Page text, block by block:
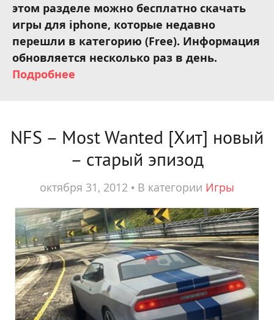
этом разделе можно бесплатно скачать
игры для iphone, которые недавно
перешли в категорию (Free). Информация
обновляется несколько раз в день.
Подробнее
NFS – Most Wanted [Хит] новый
– старый эпизод
октября 31, 2012 • В категории Игры